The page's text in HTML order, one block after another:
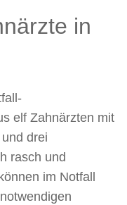
in
elf Zahnärzten mit
drei
rasch und
im Notfall